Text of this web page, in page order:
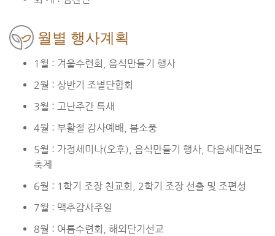
월별 행사계획
1월 : 겨울수련회, 음식만들기 행사
2월 : 상반기 조별단합회
3월 : 고난주간 특새
4월 : 부활절 감사예배, 봄소풍
5월 : 가정세미나(오후), 음식만들기 행사, 다음세대전도
축제
6월 : 1학기 조장 친교회, 2학기 조장 선출 및 조편성
7월 : 맥추감사주일
8월 : 여름수련회, 해외단기선교